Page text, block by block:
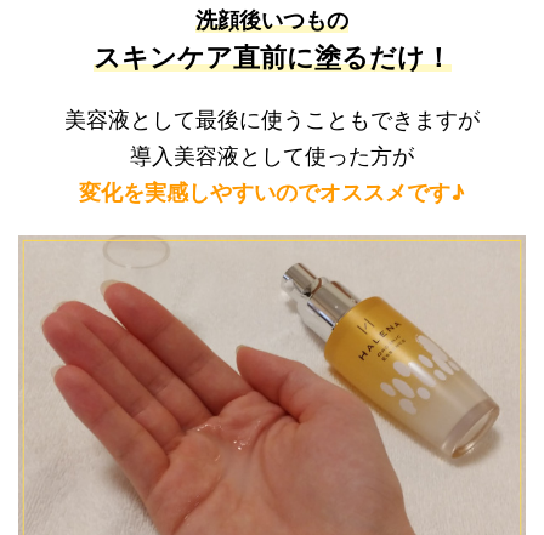
洗顔後いつもの
スキンケア直前に塗るだけ！
美容液として最後に使うこともできますが
導入美容液として使った方が
変化を実感しやすいのでオススメです♪